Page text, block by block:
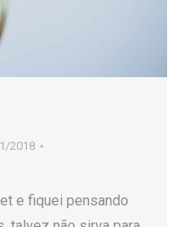
2018
e fiquei pensando